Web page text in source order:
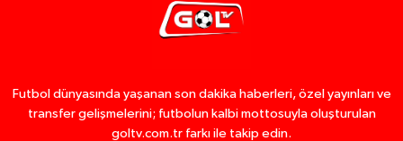
Futbol dünyasında yaşanan son dakika haberleri, özel yayınları ve
transfer gelişmelerini; futbolun kalbi mottosuyla oluşturulan
goltv.com.tr farkı ile takip edin.